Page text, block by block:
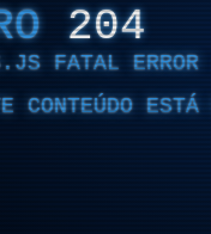
204
FATAL ERROR
CONTEÚDO